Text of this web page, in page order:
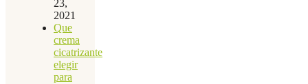
23,
2021
Que
crema
cicatrizante
elegir
para